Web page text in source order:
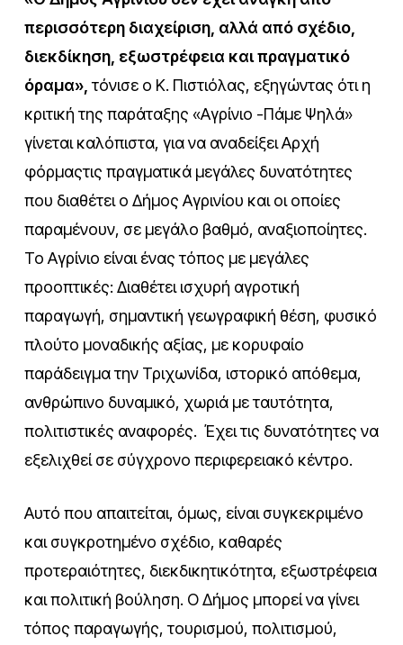
περισσότερη διαχείριση, αλλά από σχέδιο,
διεκδίκηση, εξωστρέφεια και πραγματικό
όραμα», τόνισε ο Κ. Πιστιόλας, εξηγώντας ότι η
κριτική της παράταξης «Αγρίνιο -Πάμε Ψηλά»
γίνεται καλόπιστα, για να αναδείξει Αρχή
φόρμαςτις πραγματικά μεγάλες δυνατότητες
που διαθέτει ο Δήμος Αγρινίου και οι οποίες
παραμένουν, σε μεγάλο βαθμό, αναξιοποίητες.
Το Αγρίνιο είναι ένας τόπος με μεγάλες
προοπτικές: Διαθέτει ισχυρή αγροτική
παραγωγή, σημαντική γεωγραφική θέση, φυσικό
πλούτο μοναδικής αξίας, με κορυφαίο
παράδειγμα την Τριχωνίδα, ιστορικό απόθεμα,
ανθρώπινο δυναμικό, χωριά με ταυτότητα,
πολιτιστικές αναφορές. Έχει τις δυνατότητες να
εξελιχθεί σε σύγχρονο περιφερειακό κέντρο.
Αυτό που απαιτείται, όμως, είναι συγκεκριμένο
και συγκροτημένο σχέδιο, καθαρές
προτεραιότητες, διεκδικητικότητα, εξωστρέφεια
και πολιτική βούληση. Ο Δήμος μπορεί να γίνει
τόπος παραγωγής, τουρισμού, πολιτισμού,